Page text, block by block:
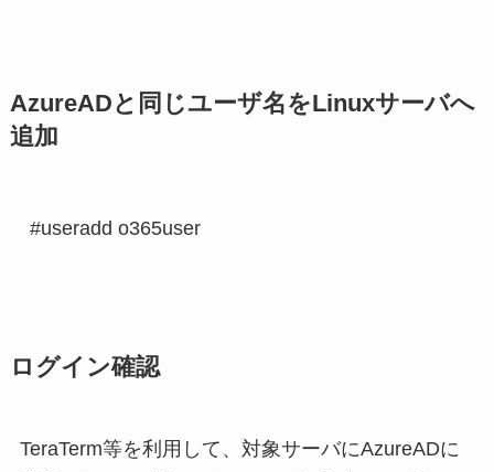
AzureADと同じユーザ名をLinuxサーバへ
追加
#useradd o365user
ログイン確認
TeraTerm等を利用して、対象サーバにAzureADに